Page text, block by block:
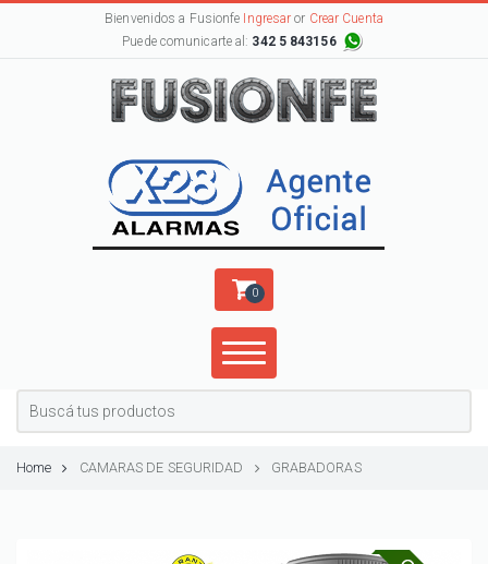
Bienvenidos a Fusionfe Ingresar or Crear Cuenta
Puede comunicarte al: 342 5 843156
0
Home CAMARAS DE SEGURIDAD GRABADORAS